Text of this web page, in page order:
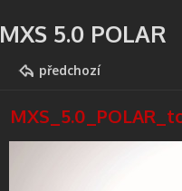
MXS 5.0 POLAR
předchozí